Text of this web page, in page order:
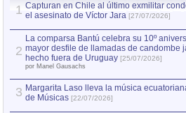
1 Capturan en Chile al último exmilitar
el asesinato de Víctor Jara [27/07/2026]
2
La comparsa Bantú celebra su 10º
mayor desfile de llamadas de candombe
hecho fuera de Uruguay [25/07/2026]
por Manel Gausachs
3 Margarita Laso lleva la música
de Músicas [22/07/2026]